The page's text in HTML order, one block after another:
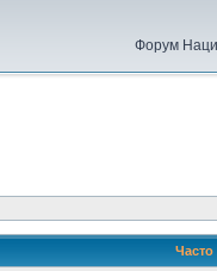
Форум